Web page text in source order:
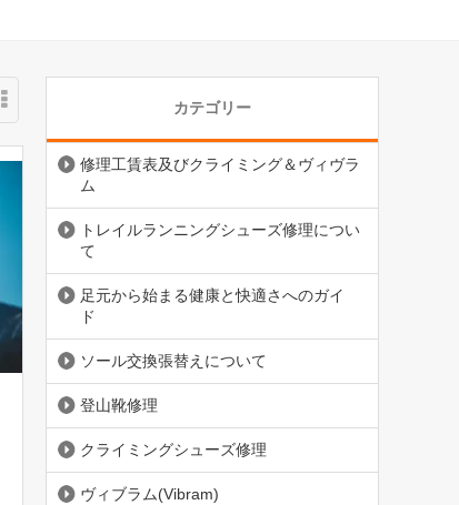
カテゴリー
修理工賃表及びクライミング＆ヴィヴラ
ム
トレイルランニングシューズ修理につい
て
足元から始まる健康と快適さへのガイ
ド
ソール交換張替えについて
登山靴修理
クライミングシューズ修理
ヴィブラム(Vibram)